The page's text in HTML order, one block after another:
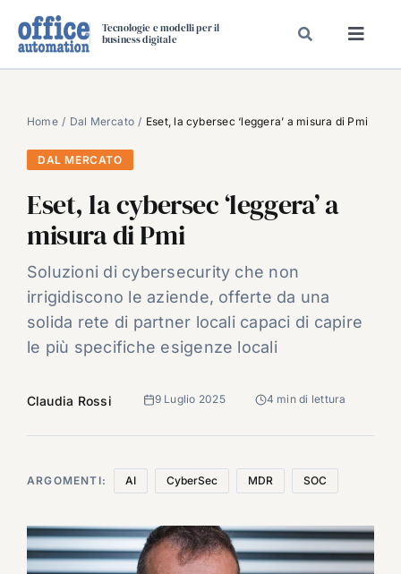
Tecnologie e modelli per il
business digitale
SPECIAL PAPER
TAVOLE ROTONDE DI REDAZIONE
CARRIERE
VIDEO
EVENTI
CHI SIAMO
Home Dal Mercato Eset, la cybersec ‘leggera’ a misura di Pmi
DAL MERCATO
Eset, la cybersec ‘leggera’ a
misura di Pmi
Soluzioni di cybersecurity che non
irrigidiscono le aziende, offerte da una
solida rete di partner locali capaci di capire
le più specifiche esigenze locali
Claudia Rossi 9 Luglio 2025 4 min di lettura
ARGOMENTI: AI CyberSec MDR SOC